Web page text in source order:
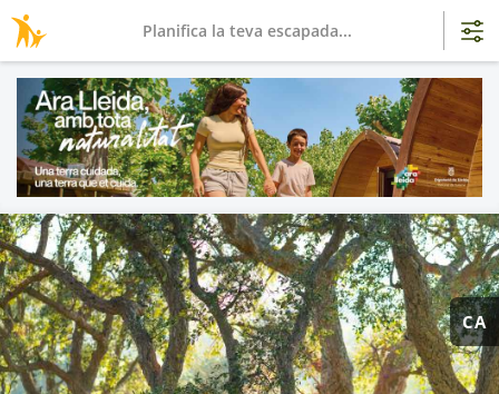
CA
Planifica la teva escapada...